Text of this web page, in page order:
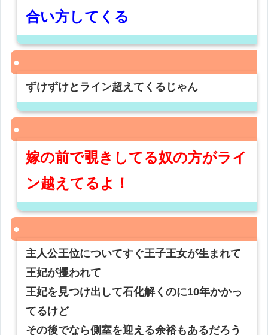
合い方してくる
ずけずけとライン超えてくるじゃん
嫁の前で覗きしてる奴の方がライ
ン越えてるよ！
主人公王位についてすぐ王子王女が生まれて
王妃が攫われて
王妃を見つけ出して石化解くのに10年かかっ
てるけど
その後でなら側室を迎える余裕もあるだろう